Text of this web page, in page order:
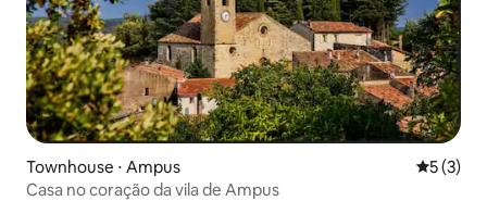
Townhouse ⋅ Ampus 5 de
5 (3)
Casa no coração da vila de Ampus